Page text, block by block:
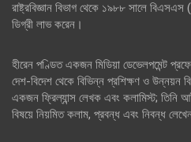
রাষ্ট্রবিজ্ঞান বিভাগ থেকে ১৯৮৮ সালে
ডিগ্রী লাভ করেন।
হীরেন পণ্ডিত একজন মিডিয়া ডেভেলপমেন্ট
দেশ-বিদেশ থেকে বিভিন্ন প্রশিক্ষণ ও উন্নয়ন
একজন ফ্রিল্যান্স লেখক এবং কলামিস্ট; তিনি
বিষয়ে নিয়মিত কলাম, প্রবন্ধ এবং নিবন্ধ